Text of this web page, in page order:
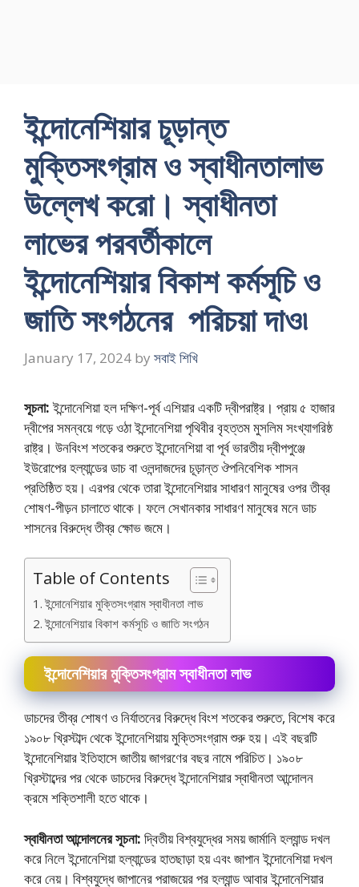
ইন্দোনেশিয়ার চূড়ান্ত
মুক্তিসংগ্রাম ও স্বাধীনতালাভ
উল্লেখ করো। স্বাধীনতা
লাভের পরবর্তীকালে
ইন্দোনেশিয়ার বিকাশ কর্মসূচি ও
জাতি সংগঠনের পরিচয়া দাও৷
January 17, 2024 by সবাই শিখি
সূচনা:ইন্দোনেশিয়া হল দক্ষিণ-পূর্ব এশিয়ার একটি দ্বীপরাষ্ট্র। প্রায় ৫ হাজার
দ্বীপের সমন্বয়ে গড়ে ওঠা ইন্দোনেশিয়া পৃথিবীর বৃহত্তম মুসলিম সংখ্যাগরিষ্ঠ
রাষ্ট্র। উনবিংশ শতকের শুরুতে ইন্দোনেশিয়া বা পূর্ব ভারতীয় দ্বীপপুঞ্জে
ইউরােপের হল্যান্ডের ডাচ বা ওলন্দাজদের চূড়ান্ত ঔপনিবেশিক শাসন
প্রতিষ্ঠিত হয়। এরপর থেকে তারা ইন্দোনেশিয়ার সাধারণ মানুষের ওপর তীব্র
শােষণ-পীড়ন চালাতে থাকে। ফলে সেখানকার সাধারণ মানুষের মনে ডাচ
শাসনের বিরুদ্ধে তীব্র ক্ষোভ জমে।
Table of Contents
ইন্দোনেশিয়ার মুক্তিসংগ্রাম স্বাধীনতা লাভ
ইন্দোনেশিয়ার বিকাশ কর্মসূচি ও জাতি সংগঠন
ইন্দোনেশিয়ার মুক্তিসংগ্রাম স্বাধীনতা লাভ
ডাচদের তীব্র শােষণ ও নির্যাতনের বিরুদ্ধে বিংশ শতকের শুরুতে, বিশেষ করে
১৯০৮ খ্রিস্টাব্দ থেকে ইন্দোনেশিয়ায় মুক্তিসংগ্রাম শুরু হয়। এই বছরটি
ইন্দোনেশিয়ার ইতিহাসে জাতীয় জাগরণের বছর নামে পরিচিত। ১৯০৮
খ্রিস্টাব্দের পর থেকে ডাচদের বিরুদ্ধে ইন্দোনেশিয়ার স্বাধীনতা আন্দোলন
ক্রমে শক্তিশালী হতে থাকে।
স্বাধীনতা আন্দোলনের সূচনা: দ্বিতীয় বিশ্বযুদ্ধের সময় জার্মানি হল্যান্ড দখল
করে নিলে ইন্দোনেশিয়া হল্যান্ডের হাতছাড়া হয় এবং জাপান ইন্দোনেশিয়া দখল
করে নেয়। বিশ্বযুদ্ধে জাপানের পরাজয়ের পর হল্যান্ড আবার ইন্দোনেশিয়ার